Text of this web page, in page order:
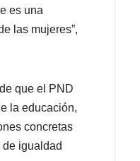
es una
las mujeres”,
que el PND
la educación,
concretas
igualdad